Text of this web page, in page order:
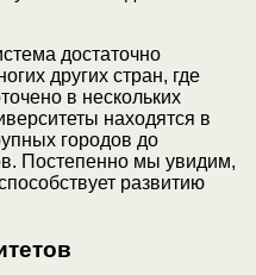
достаточно
других стран, где
в нескольких
находятся в
городов до
Постепенно мы увидим,
развитию